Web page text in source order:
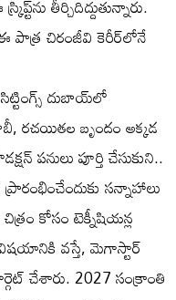
తీర్చిదిద్దుతున్నారు.
పాత్ర చిరంజీవి కెరీర్‌లోనే
దుబాయ్‌లో
రచయితల బృందం అక్కడ
పనులు పూర్తి చేసుకుని..
సన్నాహాలు
కోసం టెక్నీషియన్ల
వస్తే, మెగాస్టార్
చేశారు. 2027 సంక్రాంతి